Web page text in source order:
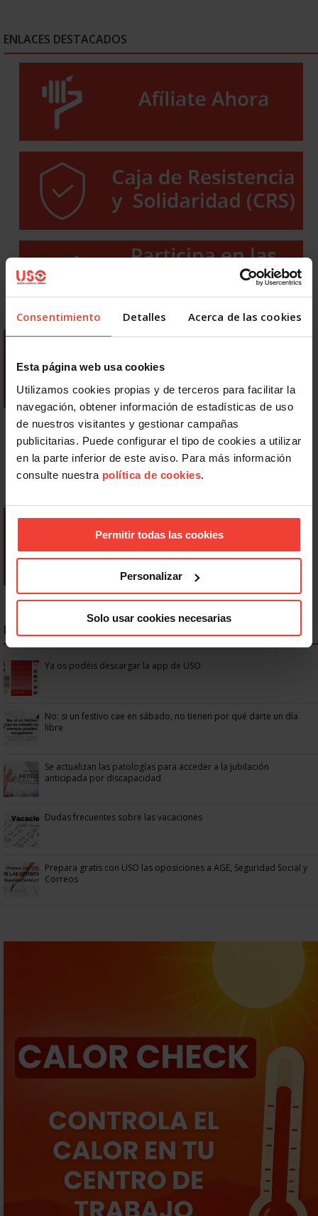
Consentimiento Detalles Acerca de las cookies
Esta página web usa cookies
Utilizamos cookies propias y de terceros para facilitar la
navegación, obtener información de estadísticas de uso
de nuestros visitantes y gestionar campañas
publicitarias. Puede configurar el tipo de cookies a utilizar
en la parte inferior de este aviso. Para más información
consulte nuestra política de cookies.
Permitir todas las cookies
Personalizar
Solo usar cookies necesarias
ENLACES DESTACADOS
NOTICIAS MÁS LEÍDAS
Ya os podéis descargar la app de USO
No: si un festivo cae en sábado, no tienen por qué darte un día
libre
Se actualizan las patologías para acceder a la jubilación
anticipada por discapacidad
Dudas frecuentes sobre las vacaciones
Prepara gratis con USO las oposiciones a AGE, Seguridad Social y
Correos